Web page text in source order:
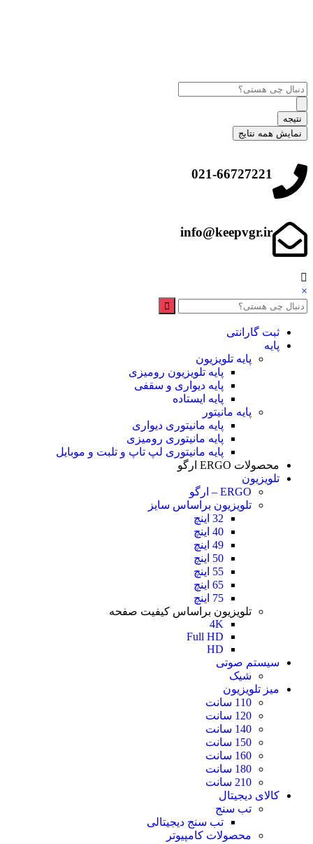
نتیجه
نمایش همه نتایج
021-66727221
info@keepvgr.ir
×
ثبت گارانتی
پایه
پایه تلویزیون
پایه تلویزیون رومیزی
پایه دیواری و سقفی
پایه ایستاده
پایه مانیتور
پایه مانیتوری دیواری
پایه مانیتوری رومیزی
پایه مانیتوری لپ تاپ و تلبت و موبایل
محصولات ERGO ارگو
تلویزیون
ERGO – ارگو
تلویزیون براساس سایز
32 اینچ
40 اینچ
49 اینچ
50 اینچ
55 اینچ
65 اینچ
75 اینچ
تلویزیون براساس کیفیت صفحه
4K
Full HD
HD
سیستم صوتی
شیک
میز تلویزیون
110 سانت
120 سانت
140 سانت
150 سانت
160 سانت
180 سانت
210 سانت
کالای دیجیتال
تب سنج
تب سنج دیجیتالی
محصولات کامپیوتر